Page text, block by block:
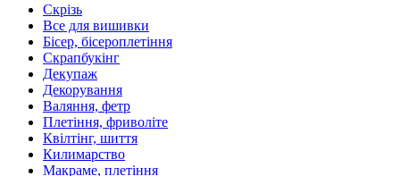
Скрізь
Все для вишивки
Бісер, бісероплетіння
Скрапбукінг
Декупаж
Декорування
Валяння, фетр
Плетіння, фриволіте
Квілтінг, шиття
Килимарство
Макраме, плетіння